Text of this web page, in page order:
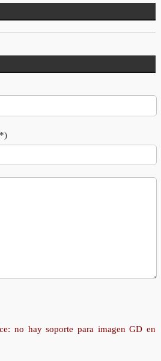
no hay soporte para imagen GD en